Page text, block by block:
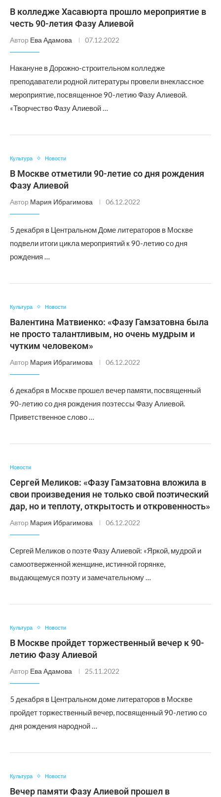
В колледже Хасавюрта прошло мероприятие в
честь 90-летия Фазу Алиевой
Автор Ева Адамова 07.12.2022
Накануне в Дорожно-строительном колледже
преподаватели родной литературы провели внеклассное
мероприятие, посвященное 90-летию Фазу Алиевой.
«Творчество Фазу Алиевой …
Культура Новости
В Москве отметили 90-летие со дня рождения
Фазу Алиевой
Автор Мария Ибрагимова 06.12.2022
5 декабря в Центральном Доме литераторов в Москве
подвели итоги цикла мероприятий к 90-летию со дня
рождения …
Культура Новости
Валентина Матвиенко: «Фазу Гамзатовна была
не просто талантливым, но очень мудрым и
чутким человеком»
Автор Мария Ибрагимова 06.12.2022
6 декабря в Москве прошел вечер памяти, посвященный
90-летию со дня рождения поэтессы Фазу Алиевой.
Приветственное слово …
Новости
Сергей Меликов: «Фазу Гамзатовна вложила в
свои произведения не только свой поэтический
дар, но и теплоту, открытость и откровенность»
Автор Мария Ибрагимова 06.12.2022
Сергей Меликов о поэте Фазу Алиевой: «Яркой, мудрой и
самоотверженной женщине, истинной горянке,
выдающемуся поэту и замечательному …
Культура Новости
В Москве пройдет торжественный вечер к 90-
летию Фазу Алиевой
Автор Ева Адамова 25.11.2022
5 декабря в Центральном доме литераторов в Москве
пройдет торжественный вечер, посвященный 90-летию со
дня рождения народной …
Культура Новости
Вечер памяти Фазу Алиевой прошел в